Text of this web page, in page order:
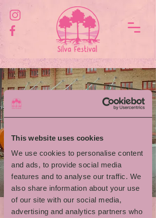
This website uses cookies
We use cookies to personalise content
and ads, to provide social media
features and to analyse our traffic. We
also share information about your use
of our site with our social media,
advertising and analytics partners who